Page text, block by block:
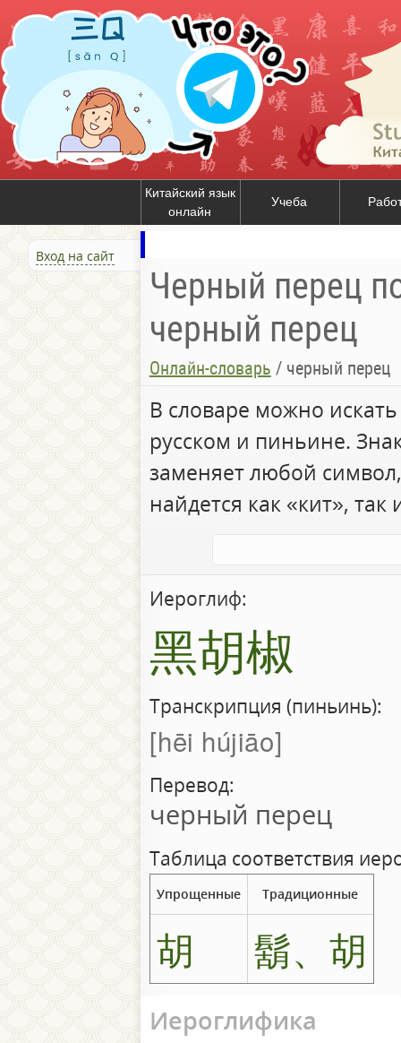
Китайский язык
онлайн
Учеба
Вход на сайт
Черный перец
черный перец
Онлайн-словарь / черный перец
В словаре можно
русском и пиньине.
заменяет любой
найдется как «кит», так
Иероглиф:
黑胡椒
Транскрипция (пиньинь):
hēi hújiāo
Перевод:
черный перец
Таблица соответствия
Упрощенные Традиционные
胡 鬍、胡
Иероглифика